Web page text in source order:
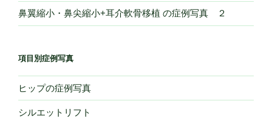
鼻翼縮小・鼻尖縮小+耳介軟骨移植 の症例写真 ２
項目別症例写真
ヒップの症例写真
シルエットリフト